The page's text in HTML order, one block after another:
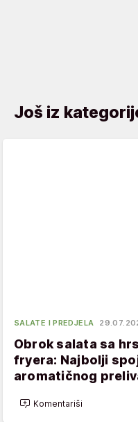
Još iz
SALATE I PREDJELA
Obrok salata sa
fryera: Najbolji
aromatičnog
Komentariši